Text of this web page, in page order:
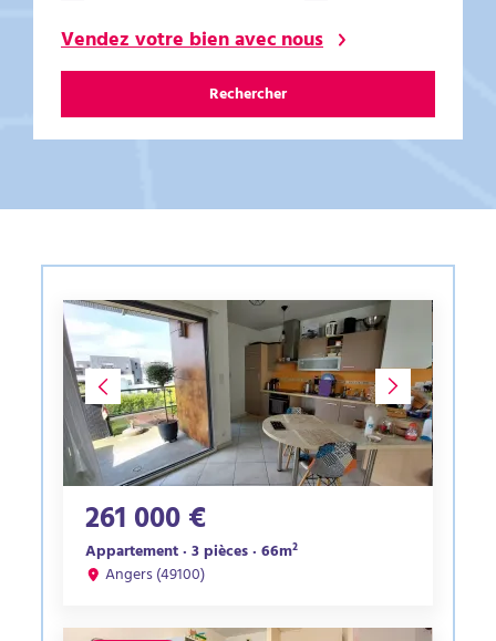
Vendez votre bien avec nous
Rechercher
261 000 €
Appartement · 3 pièces · 66m²
Angers (49100)